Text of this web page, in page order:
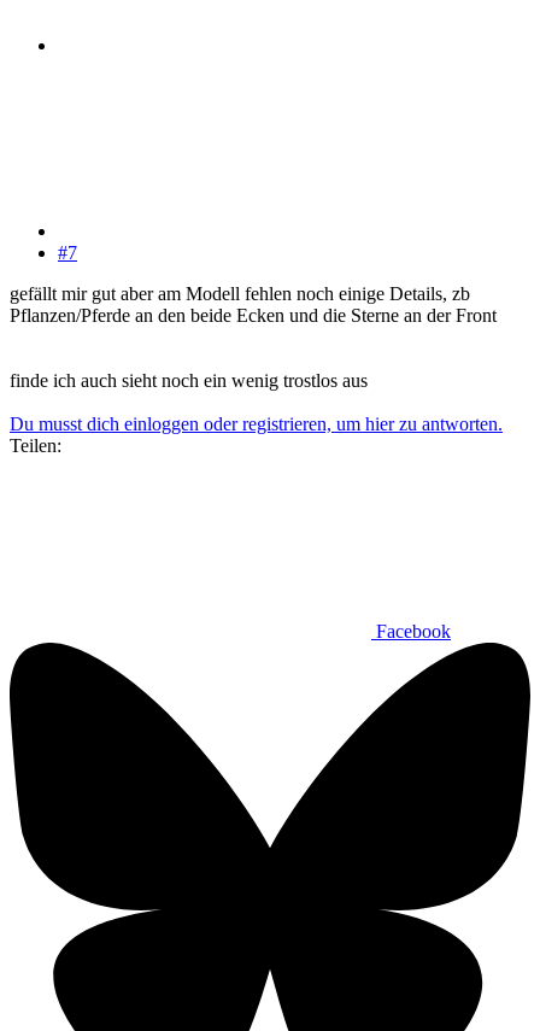
#7
gefällt mir gut aber am Modell fehlen noch einige Details, zb
Pflanzen/Pferde an den beide Ecken und die Sterne an der Front
finde ich auch sieht noch ein wenig trostlos aus
Du musst dich einloggen oder registrieren, um hier zu antworten.
Teilen:
Facebook